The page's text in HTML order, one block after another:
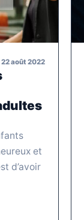
22 août 2022
et
d’avoir